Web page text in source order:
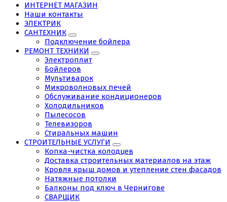
ИНТЕРНЕТ МАГАЗИН
Наши контакты
ЭЛЕКТРИК
САНТЕХНИК
Подключение бойлера
РЕМОНТ ТЕХНИКИ
Электроплит
Бойлеров
Мультиварок
Микроволновых печей
Обслуживание кондиционеров
Холодильников
Пылесосов
Телевизоров
Стиральных машин
СТРОИТЕЛЬНЫЕ УСЛУГИ
Копка-чистка колодцев
Доставка строительных материалов на этаж
Кровля крыш домов и утепление стен фасадов
Натяжные потолки
Балконы под ключ в Чернигове
СВАРЩИК